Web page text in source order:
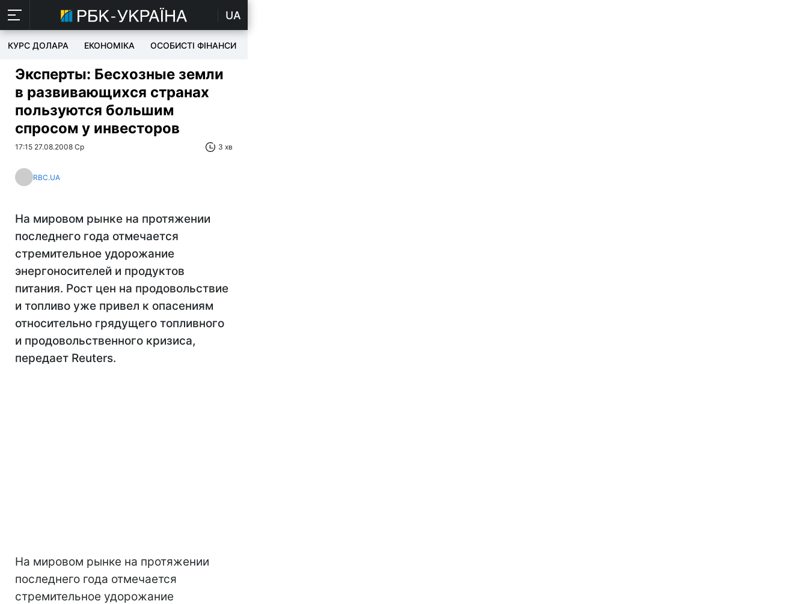
UA
КУРС ДОЛАРА ЕКОНОМІКА ОСОБИСТІ ФІНАНСИ
Эксперты: Бесхозные земли
в развивающихся странах
пользуются большим
спросом у инвесторов
17:15 27.08.2008 Ср 3 хв
RBC.UA
На мировом рынке на протяжении
последнего года отмечается
стремительное удорожание
энергоносителей и продуктов
питания. Рост цен на продовольствие
и топливо уже привел к опасениям
относительно грядущего топливного
и продовольственного кризиса,
передает Reuters.
На мировом рынке на протяжении
последнего года отмечается
стремительное удорожание